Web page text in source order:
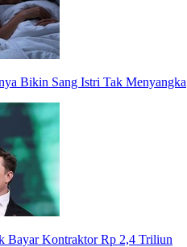
Bikin Sang Istri Tak Menyangka
Bayar Kontraktor Rp 2,4 Triliun